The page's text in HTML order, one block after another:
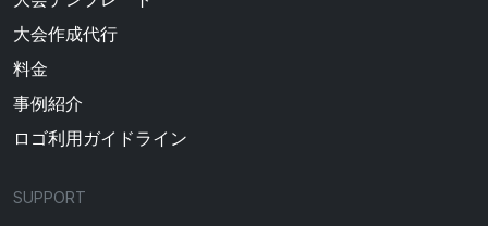
大会作成代行
料金
事例紹介
ロゴ利用ガイドライン
SUPPORT